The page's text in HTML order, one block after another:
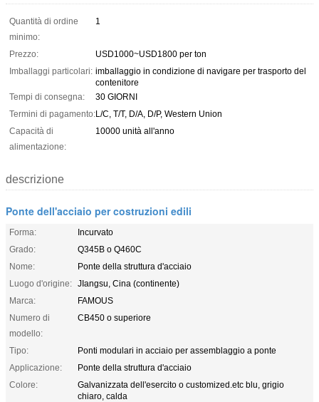
Quantità di ordine
minimo:
1
Prezzo:
USD1000~USD1800 per ton
Imballaggi particolari: imballaggio in condizione di navigare per trasporto del
contenitore
Tempi di consegna:
30 GIORNI
Termini di pagamento:L/C, T/T, D/A, D/P, Western Union
Capacità di
alimentazione:
10000 unità all'anno
descrizione
Ponte dell'acciaio per costruzioni edili
Forma:
Incurvato
Grado:
Q345B o Q460C
Nome:
Ponte della struttura d'acciaio
Luogo d'origine: JIangsu, Cina (continente)
Marca:
FAMOUS
Numero di
modello:
CB450 o superiore
Tipo:
Ponti modulari in acciaio per assemblaggio a ponte
Applicazione:
Ponte della struttura d'acciaio
Colore:
Galvanizzata dell'esercito o customized.etc blu, grigio
chiaro, calda